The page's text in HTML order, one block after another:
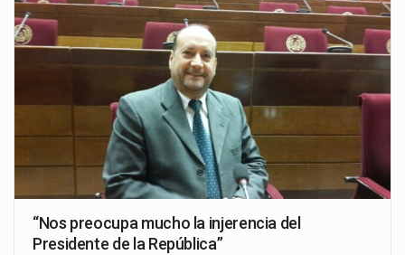
“Nos preocupa mucho la injerencia del
Presidente de la República”